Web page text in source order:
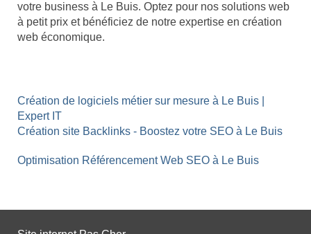
votre business à Le Buis. Optez pour nos solutions web
à petit prix et bénéficiez de notre expertise en création
web économique.
Création de logiciels métier sur mesure à Le Buis |
Expert IT
Création site Backlinks - Boostez votre SEO à Le Buis
Optimisation Référencement Web SEO à Le Buis